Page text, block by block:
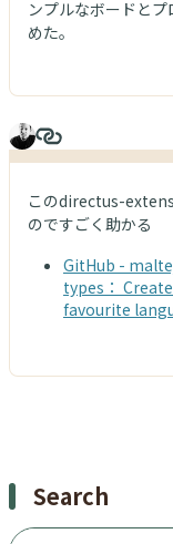
ンプルなボードと
めた。
このdirectus-
のですごく助かる
GitHub -
types：
favourite
Search